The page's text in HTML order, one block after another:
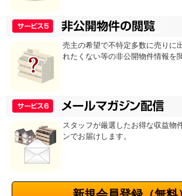
売主の希望で不特定多数に売りに
れたくない等の非公開物件情報を
スタッフが厳選したお得な収益物
ンでお届けします。